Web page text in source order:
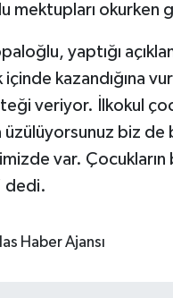
mektupları okurken
yaptığı
kazandığına
veriyor. İlkokul
üzülüyorsunuz biz
var. Çocukların
dedi.
Haber Ajansı